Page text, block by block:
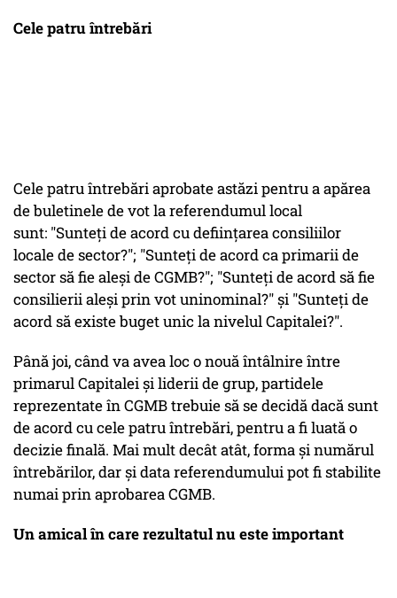
Cele patru întrebări
Cele patru întrebări aprobate astăzi pentru a apărea
de buletinele de vot la referendumul local
sunt: "Sunteţi de acord cu defiinţarea consiliilor
locale de sector?"; "Sunteţi de acord ca primarii de
sector să fie aleşi de CGMB?"; "Sunteţi de acord să fie
consilierii aleşi prin vot uninominal?" şi "Sunteţi de
acord să existe buget unic la nivelul Capitalei?".
Până joi, când va avea loc o nouă întâlnire între
primarul Capitalei şi liderii de grup, partidele
reprezentate în CGMB trebuie să se decidă dacă sunt
de acord cu cele patru întrebări, pentru a fi luată o
decizie finală. Mai mult decât atât, forma şi numărul
întrebărilor, dar şi data referendumului pot fi stabilite
numai prin aprobarea CGMB.
Un amical în care rezultatul nu este important